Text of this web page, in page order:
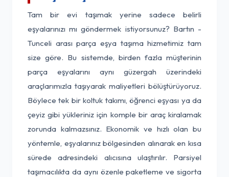
Tam bir evi taşımak yerine sadece belirli
eşyalarınızı mı göndermek istiyorsunuz? Bartın -
Tunceli arası parça eşya taşıma hizmetimiz tam
size göre. Bu sistemde, birden fazla müşterinin
parça eşyalarını aynı güzergah üzerindeki
araçlarımızla taşıyarak maliyetleri bölüştürüyoruz.
Böylece tek bir koltuk takımı, öğrenci eşyası ya da
çeyiz gibi yükleriniz için komple bir araç kiralamak
zorunda kalmazsınız. Ekonomik ve hızlı olan bu
yöntemle, eşyalarınız bölgesinden alınarak en kısa
sürede adresindeki alıcısına ulaştırılır. Parsiyel
taşımacılıkta da aynı özenle paketleme ve sigorta